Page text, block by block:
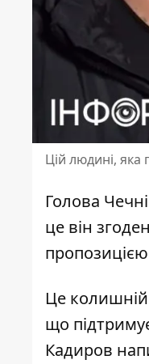
Цій людині, яка
Голова
це він
пропозицією
Це колишній
що
Кадиров